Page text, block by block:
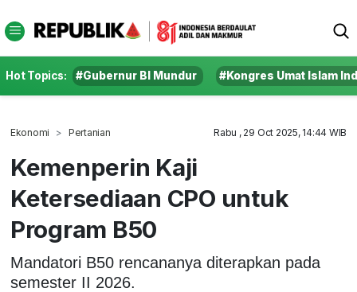
Hot Topics: #Gubernur BI Mundur #Kongres Umat Islam
Ekonomi Pertanian Rabu , 29 Oct 2025, 14:44 WIB
Kemenperin Kaji
Ketersediaan CPO untuk
Program B50
Mandatori B50 rencananya diterapkan pada
semester II 2026.